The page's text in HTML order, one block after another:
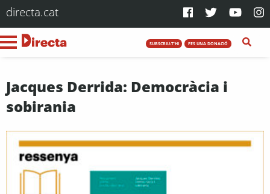
directa.cat
SUBSCRIU-T'HI FES UNA DONACIÓ
Jacques Derrida: Democràcia i
sobirania